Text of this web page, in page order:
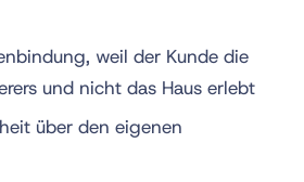
weil der Kunde die
und nicht das Haus erlebt
über den eigenen